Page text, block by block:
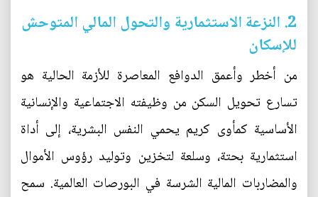
2. النزعة الاستثمارية والتحول المالي المتوحش
للإسكان
من أخطر وأعمق الدوافع المعاصرة للأزمة الحالية هو
تسارع تحويل السكن من وظيفته الاجتماعية والإنسانية
الأساسية كمأوى كريم يحمي النفس البشرية، إلى أداة
استثمارية بحتة، وسلعة لتخزين وتوليد رؤوس الأموال
والمضاربات المالية الشرسة في البورصات العالمية. سمح